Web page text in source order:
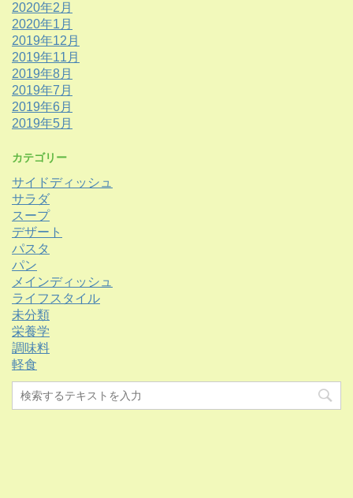
2020年2月
2020年1月
2019年12月
2019年11月
2019年8月
2019年7月
2019年6月
2019年5月
カテゴリー
サイドディッシュ
サラダ
スープ
デザート
パスタ
パン
メインディッシュ
ライフスタイル
未分類
栄養学
調味料
軽食